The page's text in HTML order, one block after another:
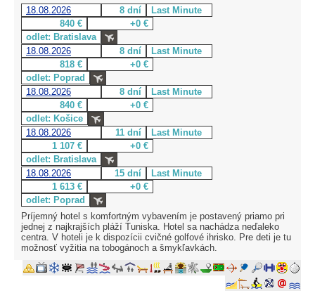
18.08.2026
8 dní
Last Minute
840 €
+0 €
odlet: Bratislava
18.08.2026
8 dní
Last Minute
818 €
+0 €
odlet: Poprad
18.08.2026
8 dní
Last Minute
840 €
+0 €
odlet: Košice
18.08.2026
11 dní
Last Minute
1 107 €
+0 €
odlet: Bratislava
18.08.2026
15 dní
Last Minute
1 613 €
+0 €
odlet: Poprad
Príjemný hotel s komfortným vybavením je postavený priamo pri
jednej z najkrajších pláží Tuniska. Hotel sa nachádza neďaleko
centra. V hoteli je k dispozícii cvičné golfové ihrisko. Pre deti je tu
možnosť vyžitia na tobogánoch a šmykľavkách.